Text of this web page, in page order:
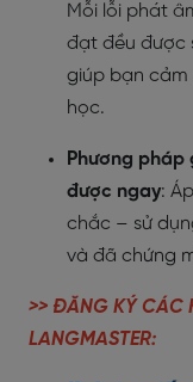
Mỗi lỗi phát
đạt đều được
giúp bạn cảm
học.
Phương
được ngay:
chắc – sử
và đã chứng
>> ĐĂNG KÝ CÁC
LANGMASTER: